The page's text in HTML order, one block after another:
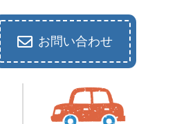
お問い合わせ